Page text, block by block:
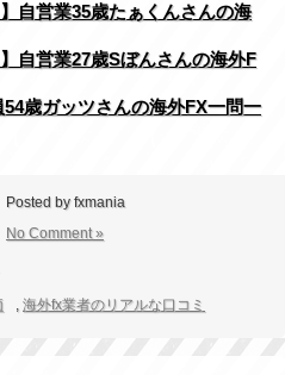
自営業35歳たぁくんさんの海
自営業27歳Sぼんさんの海外F
54歳ガッツさんの海外FX一問一
Posted by fxmania
No Comment »
, 海外fx業者のリアルな口コミ